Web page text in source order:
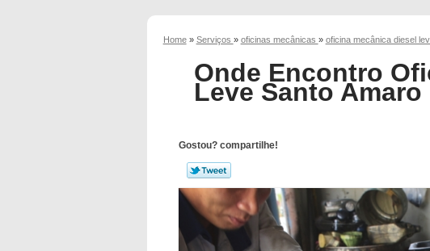
Home » Serviços » oficinas mecânicas » oficina mecânica diesel
Onde Encontro
Leve Santo Amaro
Gostou? compartilhe!